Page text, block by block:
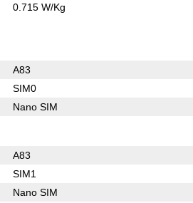
0.715 W/Kg
A83
SIM0
Nano SIM
A83
SIM1
Nano SIM